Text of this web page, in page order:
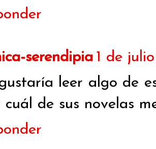
serendipia 1 de
leer algo de
cuál de sus novelas